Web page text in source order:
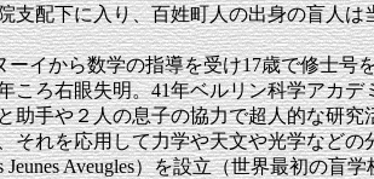
配下に入り、百姓町人の出身の盲人は
から数学の指導を受け17歳で修士号
ろ右眼失明。41年ベルリン科学アカ
手や２人の息子の協力で超人的な研
れを応用して力学や天文や光学などの
Aveugles）を設立（世界最初の盲